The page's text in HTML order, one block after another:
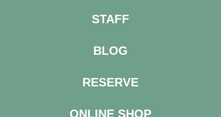
STAFF
BLOG
RESERVE
ONLINE SHOP